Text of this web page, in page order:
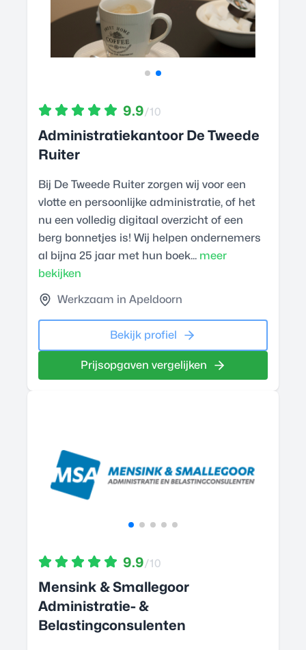
9.9/10
Administratiekantoor De Tweede
Ruiter
Bij De Tweede Ruiter zorgen wij voor een
vlotte en persoonlijke administratie, of het
nu een volledig digitaal overzicht of een
berg bonnetjes is! Wij helpen ondernemers
al bijna 25 jaar met hun boek... meer
bekijken
Werkzaam in Apeldoorn
Bekijk profiel
Prijsopgaven vergelijken
9.9/10
Mensink & Smallegoor
Administratie- &
Belastingconsulenten